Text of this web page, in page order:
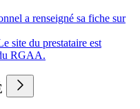
a renseigné sa fiche sur
site du prestataire est
RGAA.